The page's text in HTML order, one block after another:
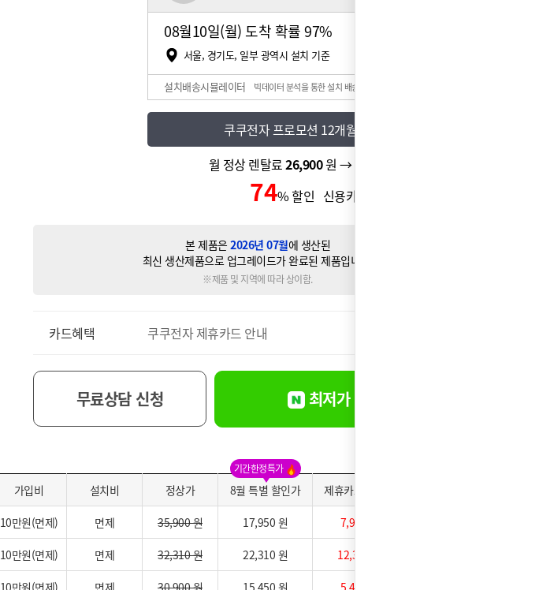
08월10일(월) 도착 확률97%
서울, 경기도, 일부 광역시 설치 기준
설치배송시뮬레이터 빅데이터 분석을 통한 설치 배송일 예측 시스템
쿠쿠전자 프로모션 12개월반값
월 정상 렌탈료 26,900원 → 월 할인 렌탈료
74% 할인 신용카드 할인가
본 제품은 2026년 07월에 생산된
최신 생산제품으로 업그레이드가 완료된 제품입니다.
※제품 및 지역에 따라 상이함.
카드혜택 쿠쿠전자 제휴카드 안내
무료상담 신청 최저가 바로신청
기간한정특가
가입비 설치비 정상가 8월 특별 할인가 제휴카드 적용가
10만원(면제) 면제 35,900 원 17,950 원 7,950 원
10만원(면제) 면제 32,310 원 22,310 원 12,310 원
10만원(면제) 면제 30,900 원 15,450 원 5,450 원